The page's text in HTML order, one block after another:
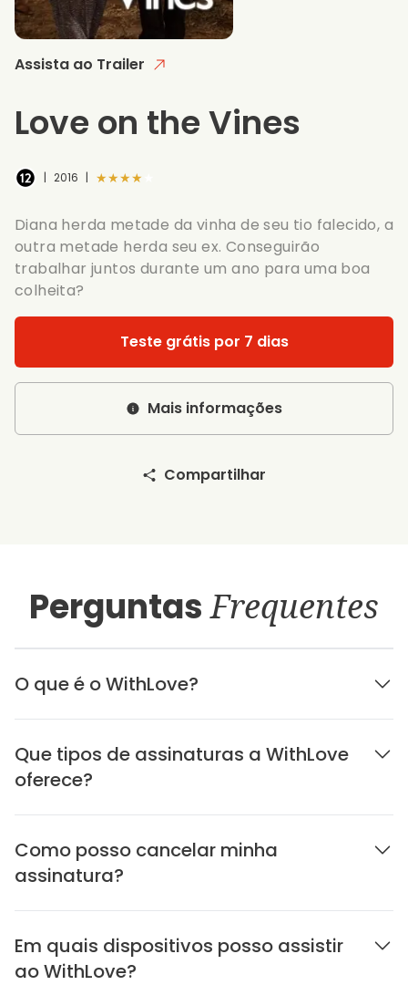
Assista ao Trailer
Love on the Vines
| 2016 | ★★★★★
Diana herda metade da vinha de seu tio falecido, a
outra metade herda seu ex. Conseguirão
trabalhar juntos durante um ano para uma boa
colheita?
Teste grátis por 7 dias
Mais informações
Compartilhar
PerguntasFrequentes
O que é o WithLove?
Que tipos de assinaturas a WithLove
oferece?
Como posso cancelar minha
assinatura?
Em quais dispositivos posso assistir
ao WithLove?